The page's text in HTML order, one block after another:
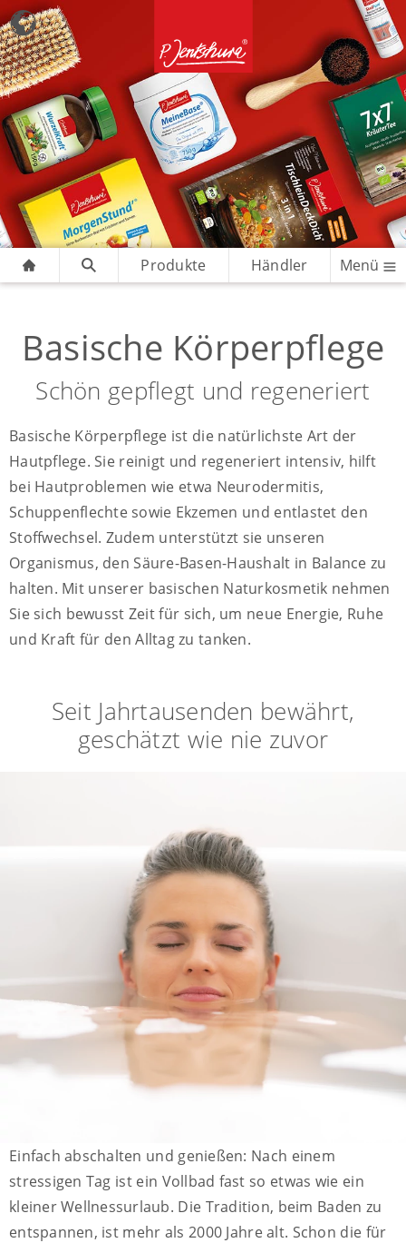
Produkte Händler Menü
Basische Körperpflege
Schön gepflegt und regeneriert
Basische Körperpflege ist die natürlichste Art der
Hautpflege. Sie reinigt und regeneriert intensiv, hilft
bei Hautproblemen wie etwa Neurodermitis,
Schuppenflechte sowie Ekzemen und entlastet den
Stoffwechsel. Zudem unterstützt sie unseren
Organismus, den Säure-Basen-Haushalt in Balance zu
halten. Mit unserer basischen Naturkosmetik nehmen
Sie sich bewusst Zeit für sich, um neue Energie, Ruhe
und Kraft für den Alltag zu tanken.
Seit Jahrtausenden bewährt,
geschätzt wie nie zuvor
Einfach abschalten und genießen: Nach einem
stressigen Tag ist ein Vollbad fast so etwas wie ein
kleiner Wellnessurlaub. Die Tradition, beim Baden zu
entspannen, ist mehr als 2000 Jahre alt. Schon die für